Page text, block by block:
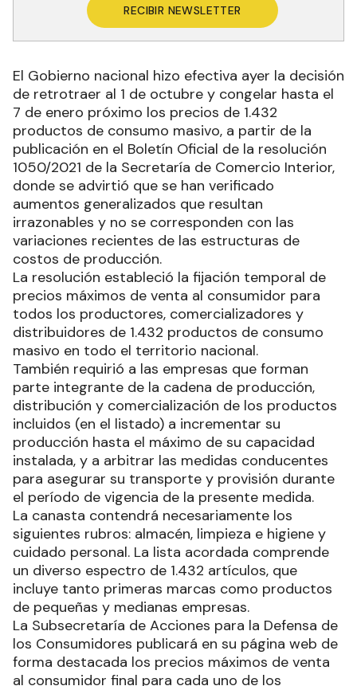
RECIBIR NEWSLETTER
El Gobierno nacional hizo efectiva ayer la decisión
de retrotraer al 1 de octubre y congelar hasta el
7 de enero próximo los precios de 1.432
productos de consumo masivo, a partir de la
publicación en el Boletín Oficial de la resolución
1050/2021 de la Secretaría de Comercio Interior,
donde se advirtió que se han verificado
aumentos generalizados que resultan
irrazonables y no se corresponden con las
variaciones recientes de las estructuras de
costos de producción.
La resolución estableció la fijación temporal de
precios máximos de venta al consumidor para
todos los productores, comercializadores y
distribuidores de 1.432 productos de consumo
masivo en todo el territorio nacional.
También requirió a las empresas que forman
parte integrante de la cadena de producción,
distribución y comercialización de los productos
incluidos (en el listado) a incrementar su
producción hasta el máximo de su capacidad
instalada, y a arbitrar las medidas conducentes
para asegurar su transporte y provisión durante
el período de vigencia de la presente medida.
La canasta contendrá necesariamente los
siguientes rubros: almacén, limpieza e higiene y
cuidado personal. La lista acordada comprende
un diverso espectro de 1.432 artículos, que
incluye tanto primeras marcas como productos
de pequeñas y medianas empresas.
La Subsecretaría de Acciones para la Defensa de
los Consumidores publicará en su página web de
forma destacada los precios máximos de venta
al consumidor final para cada uno de los